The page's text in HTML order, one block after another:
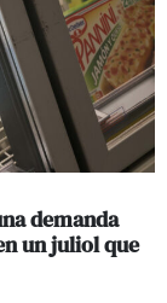
demanda
un juliol que